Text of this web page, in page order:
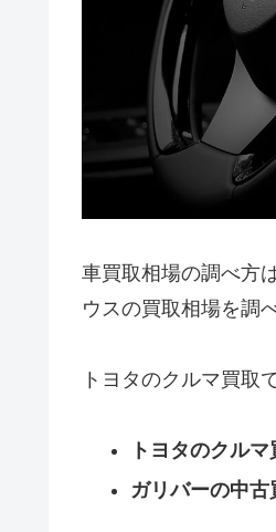
車買取相場の調べ方
ウスの買取相場を調
トヨタのクルマ買取
トヨタのクルマ
ガリバーの中古